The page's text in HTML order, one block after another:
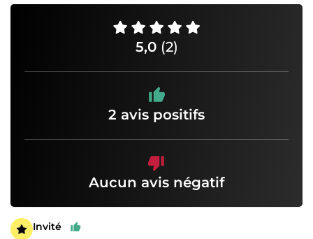
5,0 (2)
2 avis positifs
Aucun avis négatif
Invité